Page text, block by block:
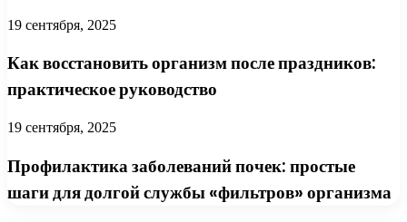
19 сентября, 2025
Как восстановить организм после праздников:
практическое руководство
19 сентября, 2025
Профилактика заболеваний почек: простые
шаги для долгой службы «фильтров» организма